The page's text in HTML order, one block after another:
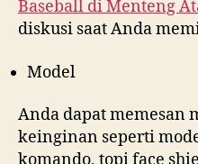
Baseball diMenteng
diskusi saat Anda
Model
Anda dapat memesan
keinginan seperti